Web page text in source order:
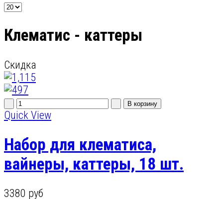
Клематис - каттеры
Скидка
Quick View
Набор для клематиса,
вайнеры, каттеры, 18 шт.
3380 руб